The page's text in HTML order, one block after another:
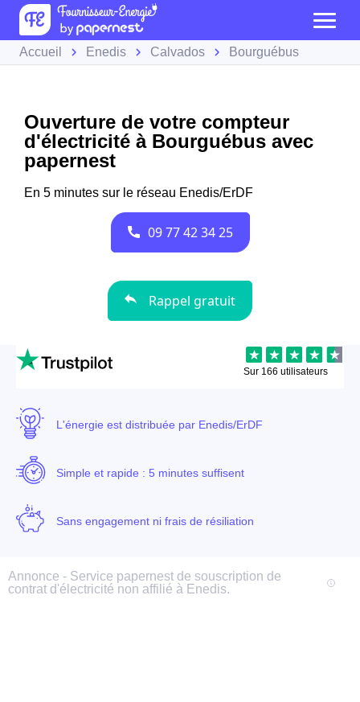
Accueil Enedis Calvados Bourguébus